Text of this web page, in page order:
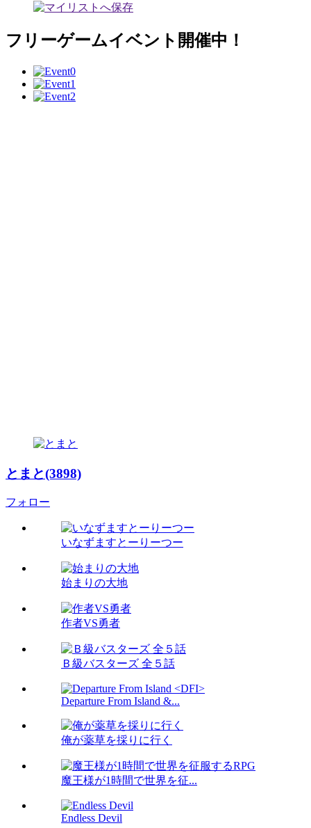
フリーゲームイベント開催中！
とまと(3898)
フォロー
いなずますとーりーつー
始まりの大地
作者VS勇者
Ｂ級バスターズ 全５話
Departure From Island &...
俺が薬草を採りに行く
魔王様が1時間で世界を征...
Endless Devil